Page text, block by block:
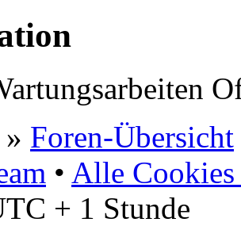
» Foren-Übersicht
• Alle Cookies
+ 1 Stunde